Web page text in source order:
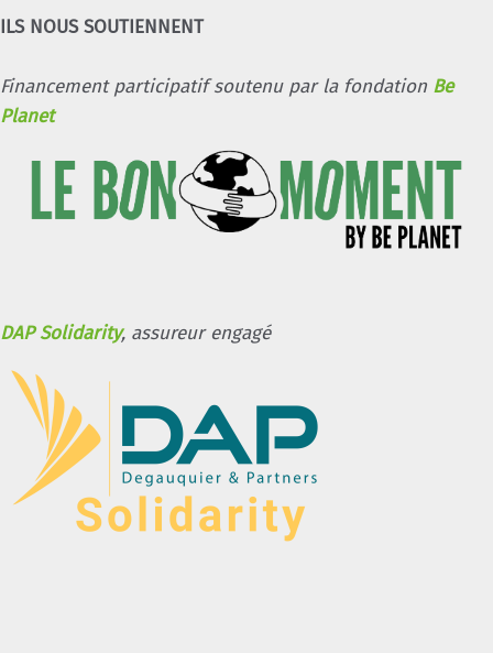
ILS NOUS SOUTIENNENT
Financement participatif soutenu par la fondation Be
Planet
DAP Solidarity, assureur engagé